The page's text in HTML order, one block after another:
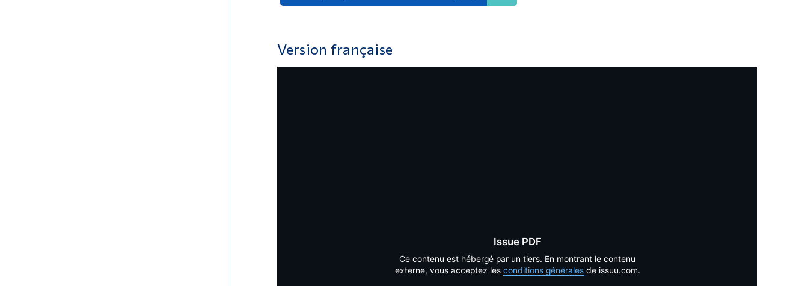
Version française
Issue PDF
Ce contenu est hébergé par un tiers. En montrant le contenu
externe, vous acceptez les conditions généralesde issuu.com.